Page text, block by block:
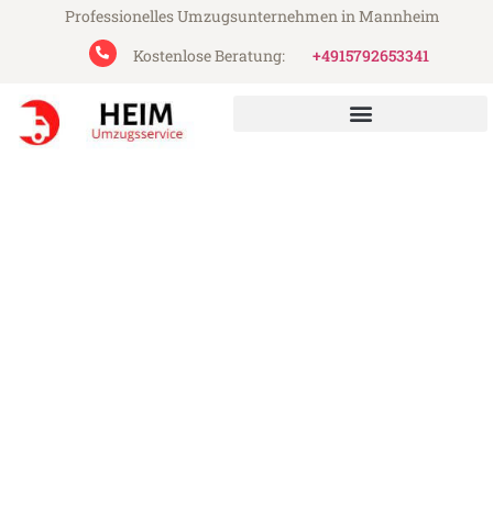
Professionelles Umzugsunternehmen in Mannheim
Kostenlose Beratung:
+4915792653341